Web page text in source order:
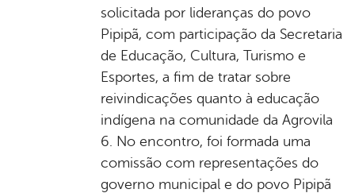
solicitada por lideranças do povo
Pipipã, com participação da Secretaria
de Educação, Cultura, Turismo e
Esportes, a fim de tratar sobre
reivindicações quanto à educação
indígena na comunidade da Agrovila
6. No encontro, foi formada uma
comissão com representações do
governo municipal e do povo Pipipã